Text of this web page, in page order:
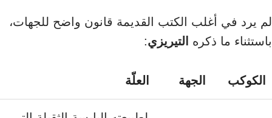
لم يرد في أغلب الكتب القديمة قانون واضح للجهات،
باستثناء ما ذكره
التيريزي:
الكوكب الجهة العلّة